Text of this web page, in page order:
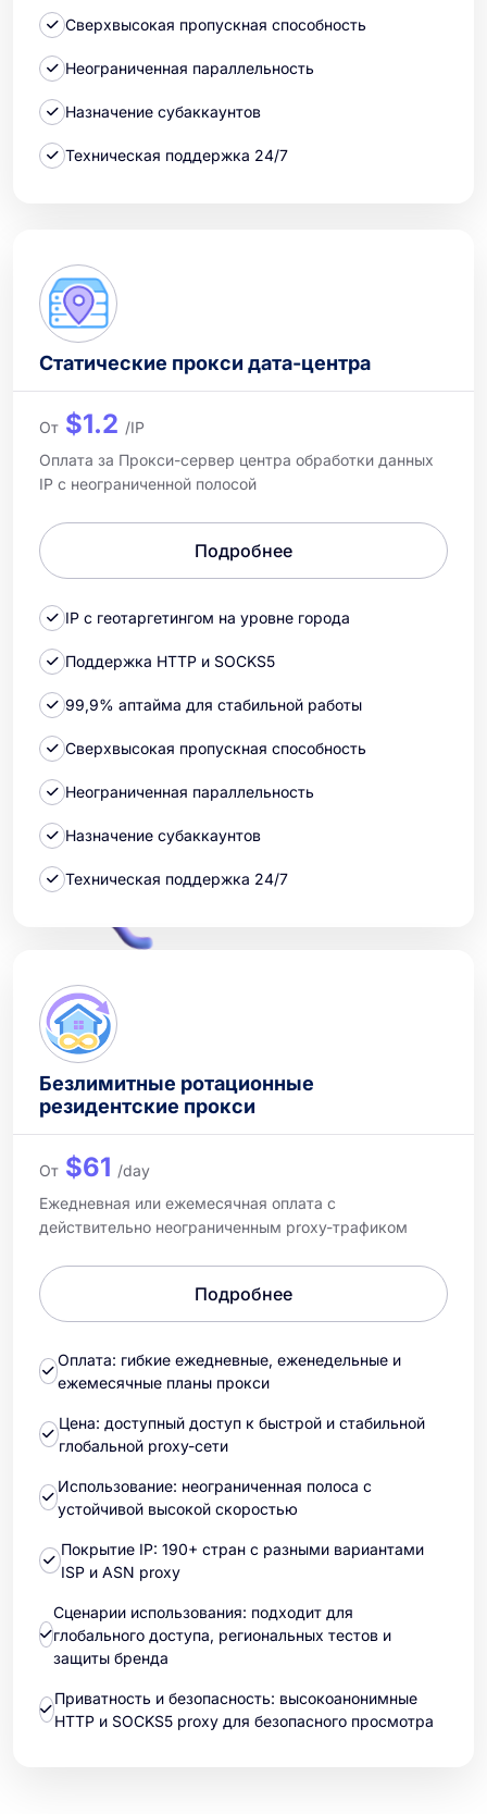
Сверхвысокая пропускная способность
Неограниченная параллельность
Назначение субаккаунтов
Техническая поддержка 24/7
Статические прокси дата-центра
От $1.2 /IP
Оплата за Прокси-сервер центра обработки данных
IP с неограниченной полосой
Подробнее
IP с геотаргетингом на уровне города
Поддержка HTTP и SOCKS5
99,9% аптайма для стабильной работы
Сверхвысокая пропускная способность
Неограниченная параллельность
Назначение субаккаунтов
Техническая поддержка 24/7
Безлимитные ротационные
резидентские прокси
От $61 /day
Ежедневная или ежемесячная оплата с
действительно неограниченным proxy-трафиком
Подробнее
Оплата: гибкие ежедневные, еженедельные и
ежемесячные планы прокси
Цена: доступный доступ к быстрой и стабильной
глобальной proxy-сети
Использование: неограниченная полоса с
устойчивой высокой скоростью
Покрытие IP: 190+ стран с разными вариантами
ISP и ASN proxy
Сценарии использования: подходит для
глобального доступа, региональных тестов и
защиты бренда
Приватность и безопасность: высокоанонимные
HTTP и SOCKS5 proxy для безопасного просмотра